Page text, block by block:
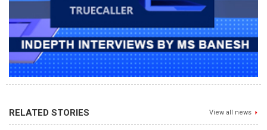
RELATED STORIES View all news